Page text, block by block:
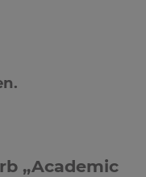
„Academic